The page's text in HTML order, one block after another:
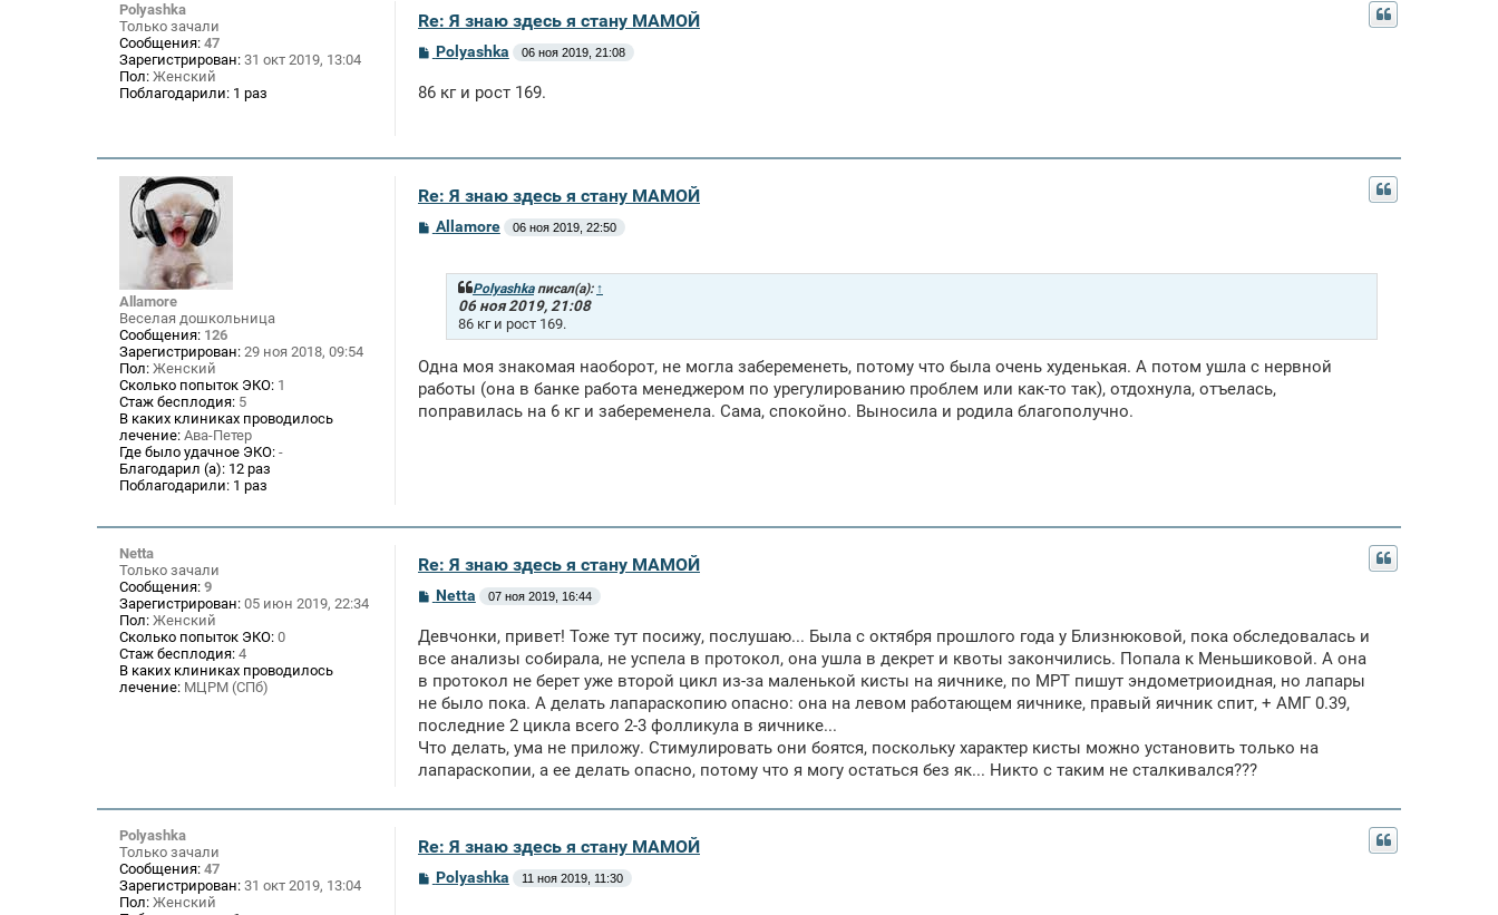
Polyashka
Только зачали
Сообщения: 47
Зарегистрирован: 31 окт 2019, 13:04
Пол: Женский
Поблагодарили: 1 раз
Re: Я знаю здесь я стану МАМОЙ
С
б
и
Polyashka 06 ноя 2019, 21:08
86 кг и рост 169.
Allamore
Веселая дошкольница
Сообщения: 126
Зарегистрирован: 29 ноя 2018, 09:54
Пол: Женский
Сколько попыток ЭКО: 1
Стаж бесплодия: 5
В каких клиниках проводилось
лечение: Ава-Петер
Где было удачное ЭКО: -
Благодарил (а): 12 раз
Поблагодарили: 1 раз
Re: Я знаю здесь я стану МАМОЙ
С
Allamore 06 ноя 2019, 22:50
Polyashkaписал(а): ↑
06 ноя 2019, 21:08
86 кг и рост 169.
Одна моя знакомая наоборот, не могла забеременеть, потому что была очень худенькая. А потом ушла с нервной
работы (она в банке работа менеджером по урегулированию проблем или как-то так), отдохнула, отъелась,
поправилась на 6 кг и забеременела. Сама, спокойно. Выносила и родила благополучно.
Netta
Только зачали
Сообщения: 9
Зарегистрирован: 05 июн 2019, 22:34
Пол: Женский
Сколько попыток ЭКО: 0
Стаж бесплодия: 4
В каких клиниках проводилось
лечение: МЦРМ (СПб)
Re: Я знаю здесь я стану МАМОЙ
С
б
щ
н
и
Netta 07 ноя 2019, 16:44
Девчонки, привет! Тоже тут посижу, послушаю... Была с октября прошлого года у Близнюковой, пока обследовалась и
все анализы собирала, не успела в протокол, она ушла в декрет и квоты закончились. Попала к Меньшиковой. А она
в протокол не берет уже второй цикл из-за маленькой кисты на яичнике, по МРТ пишут эндометриоидная, но лапары
не было пока. А делать лапараскопию опасно: она на левом работающем яичнике, правый яичник спит, + АМГ 0.39,
последние 2 цикла всего 2-3 фолликула в яичнике...
Что делать, ума не приложу. Стимулировать они боятся, поскольку характер кисты можно установить только на
лапараскопии, а ее делать опасно, потому что я могу остаться без як... Никто с таким не сталкивался???
Polyashka
Только зачали
Сообщения: 47
Зарегистрирован: 31 окт 2019, 13:04
Пол: Женский
Re: Я знаю здесь я стану МАМОЙ
СPolyashka 11 ноя 2019, 11:30